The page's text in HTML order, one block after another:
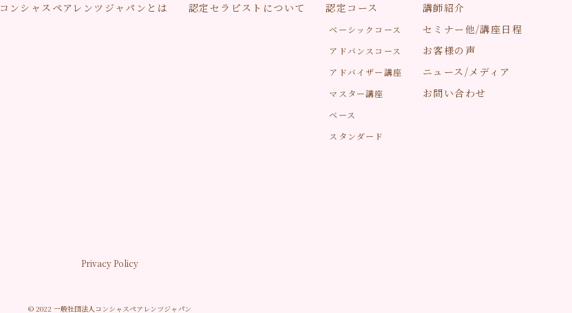
コンシャスペアレンツジャパンとは 認定セラピストについて 認定コース
ベーシックコース
アドバンスコース
アドバイザー講座
マスター講座
ベース
スタンダード
講師紹介
セミナー他/講座日程
お客様の声
ニュース/メディア
お問い合わせ
Privacy Policy
© 2022 一般社団法人コンシャスペアレンツジャパン